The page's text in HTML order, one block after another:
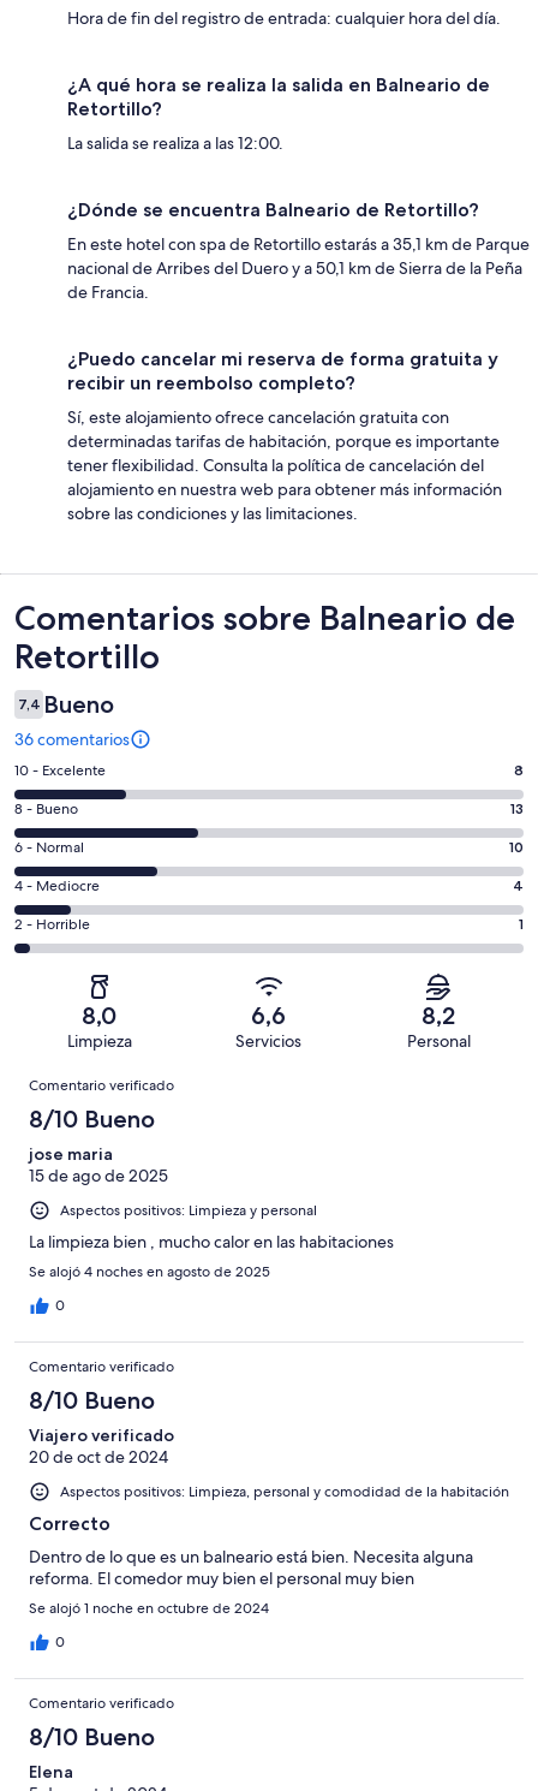
Hora de fin del registro de entrada: cualquier hora del día.
¿A qué hora se realiza la salida en Balneario de
Retortillo?
La salida se realiza a las 12:00.
¿Dónde se encuentra Balneario de Retortillo?
En este hotel con spa de Retortillo estarás a 35,1 km de Parque
nacional de Arribes del Duero y a 50,1 km de Sierra de la Peña
de Francia.
¿Puedo cancelar mi reserva de forma gratuita y
recibir un reembolso completo?
Sí, este alojamiento ofrece cancelación gratuita con
determinadas tarifas de habitación, porque es importante
tener flexibilidad. Consulta la política de cancelación del
alojamiento en nuestra web para obtener más información
sobre las condiciones y las limitaciones.
Comentarios
Comentarios sobre Balneario de
Retortillo
7,4 Bueno
36 comentarios
8
comentarios
de
un
total
de
36
con
puntuación
10 - Excelente 8
13
comentarios
de
un
total
de
puntuación
8 - Bueno 13
10
comentarios
de
un
total
puntuación
Normal
6 - Normal 10
4
comentarios
de
una
puntuación
Mediocre
4 - Mediocre 4
1
comentarios
36
una
puntuación
de
Horrible
2 - Horrible 1
8,0
Limpieza
6,6
Servicios
8,2
Personal
Comentarios
Comentario verificado
8/10 Bueno
jose maria
15 de ago de 2025
Aspectos positivos: Limpieza y personal
La limpieza bien , mucho calor en las habitaciones
Se alojó 4 noches en agosto de 2025
0
Comentario verificado
8/10 Bueno
Viajero verificado
20 de oct de 2024
Aspectos positivos: Limpieza, personal y comodidad de la habitación
Correcto
Dentro de lo que es un balneario está bien. Necesita alguna
reforma. El comedor muy bien el personal muy bien
Se alojó 1 noche en octubre de 2024
0
Comentario verificado
8/10 Bueno
Elena